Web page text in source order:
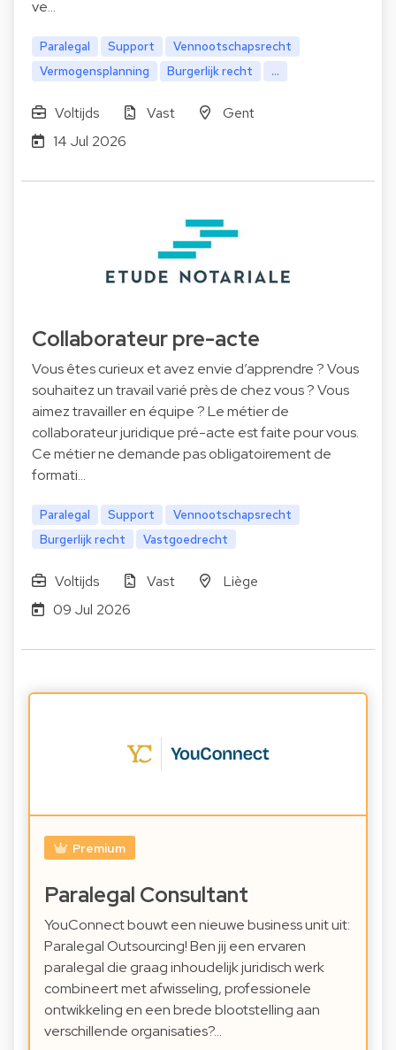
ve…
Paralegal Support
Vennootschapsrecht
Vermogensplanning
Burgerlijk recht ...
Voltijds Vast
Gent
14 Jul 2026
Collaborateur pre-acte
Vous êtes curieux et avez envie d’apprendre ? Vous
souhaitez un travail varié près de chez vous ? Vous
aimez travailler en équipe ? Le métier de
collaborateur juridique pré-acte est faite pour vous.
Ce métier ne demande pas obligatoirement de
formati…
Paralegal Support
Vennootschapsrecht
Burgerlijk recht
Vastgoedrecht
Voltijds Vast
Liège
09 Jul 2026
Premium
Paralegal Consultant
YouConnect bouwt een nieuwe business unit uit:
Paralegal Outsourcing! Ben jij een ervaren
paralegal die graag inhoudelijk juridisch werk
combineert met afwisseling, professionele
ontwikkeling en een brede blootstelling aan
verschillende organisaties?…